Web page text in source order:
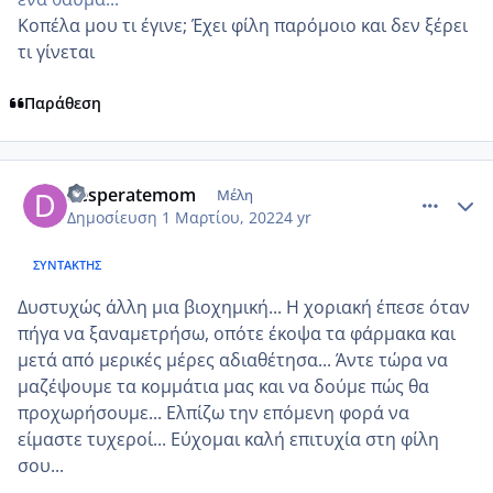
Κοπέλα μου τι έγινε; Έχει φίλη παρόμοιο και δεν ξέρει
τι γίνεται
Παράθεση
desperatemom Μέλη
Δημοσίευση 1 Μαρτίου, 20224 yr
ΣΥΝΤΆΚΤΗΣ
Δυστυχώς άλλη μια βιοχημική... Η χοριακή έπεσε όταν
πήγα να ξαναμετρήσω, οπότε έκοψα τα φάρμακα και
μετά από μερικές μέρες αδιαθέτησα... Άντε τώρα να
μαζέψουμε τα κομμάτια μας και να δούμε πώς θα
προχωρήσουμε... Ελπίζω την επόμενη φορά να
είμαστε τυχεροί... Εύχομαι καλή επιτυχία στη φίλη
σου...